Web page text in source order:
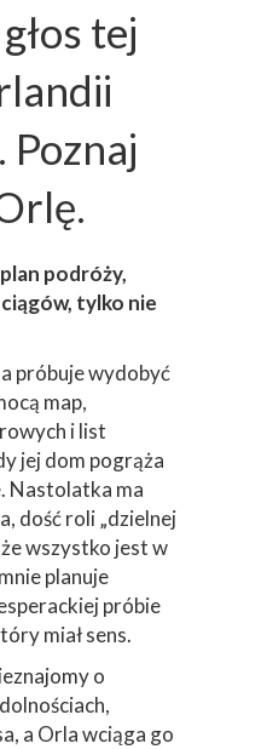
tej
Poznaj
podróży,
tylko nie
próbuje wydobyć
map,
i list
jej dom pogrąża
Nastolatka ma
dość roli „dzielnej
wszystko jest w
planuje
próbie
miał sens.
o
a Orla wciąga go